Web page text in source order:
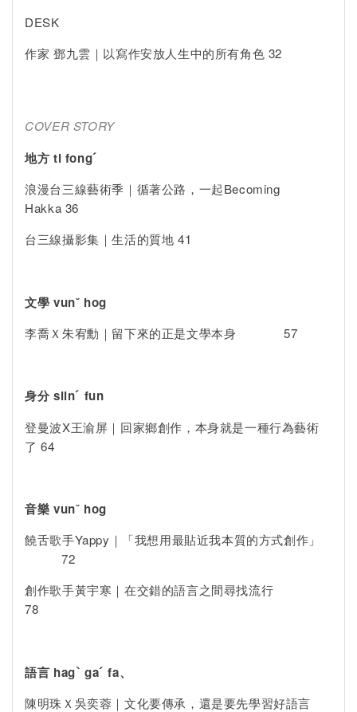
DESK
作家 鄧九雲｜以寫作安放人生中的所有角色 32
COVER STORY
地方 ti fongˊ
浪漫台三線藝術季｜循著公路，一起Becoming
Hakka 36
台三線攝影集｜生活的質地 41
文學 vunˇ hog
李喬Ｘ朱宥勳｜留下來的正是文學本身 57
身分 siinˊ fun
登曼波X王渝屏｜回家鄉創作，本身就是一種行為藝術
了 64
音樂 vunˇ hog
饒舌歌手Yappy｜「我想用最貼近我本質的方式創作」
72
創作歌手黃宇寒｜在交錯的語言之間尋找流行
78
語言 hagˋ gaˊ fa、
陳明珠Ｘ吳奕蓉｜文化要傳承，還是要先學習好語言